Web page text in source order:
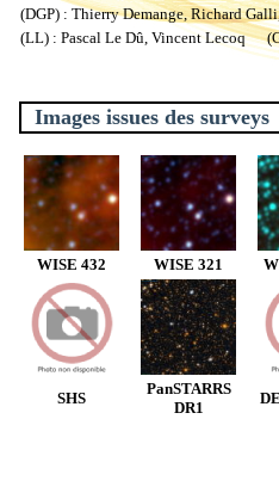
(DGP) : Thierry Demange, Richard
(LL) : Pascal Le Dû, Vincent Lecoq
Images issues des surveys
WISE 432 WISE 321
SHS
PanSTARRS
DR1